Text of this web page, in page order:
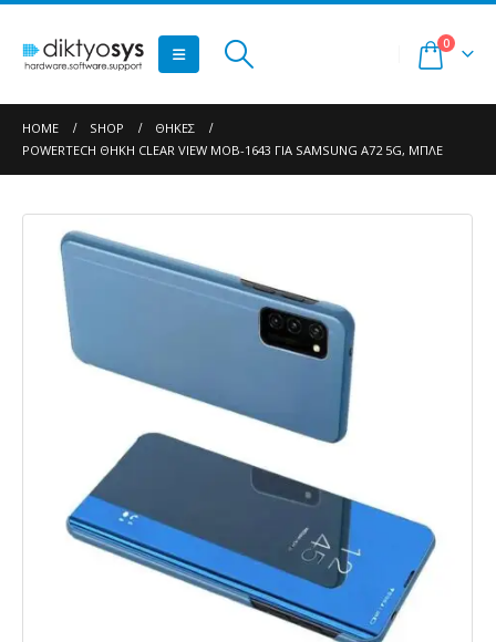
0
HOME SHOP
ΘΉΚΕΣ
POWERTECH ΘΉΚΗ CLEAR VIEW MOB-1643 ΓΙΑ SAMSUNG A72 5G, ΜΠΛΕ